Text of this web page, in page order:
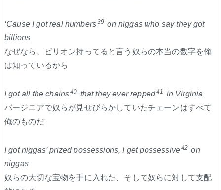
‘Cause I got real numbers39 on niggas who say they got
billions
なぜなら、ビリオン持ってると言う奴らの本当の数字を俺
は知っているから
I got all the chains40 that they ever repped41 in Virginia
バージニアで奴らが見せびらかしていたチェーンはすべて
俺のものだ
I got niggas’ prized possessions, I get possessive42 on
niggas
奴らの大切な宝物を手に入れた、そして奴らに対して支配